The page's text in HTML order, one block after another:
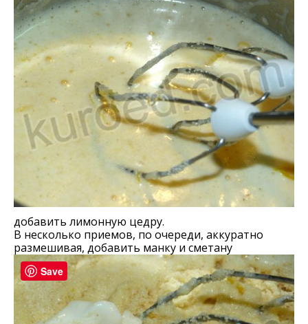
добавить лимонную цедру.
В несколько приемов, по очереди, аккуратно
размешивая, добавить манку и сметану
Save